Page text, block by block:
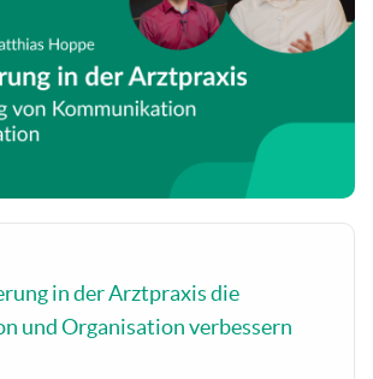
in der Arztpraxis die
und Organisation verbessern